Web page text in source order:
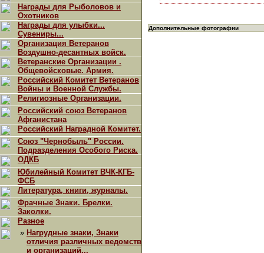
Награды для Рыболовов и
Охотников
Награды для улыбки...
Сувениры...
Организация Ветеранов
Воздушно-десантных войск.
Ветеранские Организации .
Общевойсковые. Армия.
Российский Комитет Ветеранов
Войны и Военной Службы.
Религиозные Организации.
Российский союз Ветеранов
Афганистана
Российский Наградной Комитет.
Союз "Чернобыль" России.
Подразделения Особого Риска.
ОДКБ
Юбилейный Комитет ВЧК-КГБ-
ФСБ
Литература, книги, журналы.
Фрачные Знаки. Брелки.
Заколки.
Разное
» Нагрудные знаки, Знаки
отличия различных ведомств
и организаций...
Дополнительные фотографии